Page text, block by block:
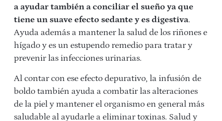
a ayudar también a conciliar el sueño ya que
tiene un suave efecto sedante y es digestiva.
Ayuda además a mantener la salud de los riñones e
hígado y es un estupendo remedio para tratar y
prevenir las infecciones urinarias.
Al contar con ese efecto depurativo, la infusión de
boldo también ayuda a combatir las alteraciones
de la piel y mantener el organismo en general más
saludable al ayudarle a eliminar toxinas. Salud y